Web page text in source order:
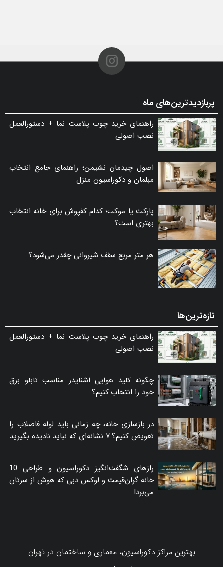
پربازدیدترین‌های ماه
راهنمای خرید چوب پلاست نما + دستورالعمل
نصب اصولی
اصول چیدمان نشیمن؛ راهنمای جامع انتخاب
مبلمان و دکوراسیون منزل
پارکت یا موکت؛ کدام کفپوش برای خانه انتخاب
بهتری است؟
هر متر مربع سقف شیروانی چقدر می‌شود؟
تازه‌ترین‌ها
راهنمای خرید چوب پلاست نما + دستورالعمل
نصب اصولی
چگونه کلید هوایی اشنایدر مناسب تابلو برق
خود را انتخاب کنیم؟
در بازسازی خانه، چه زمانی باید لوله فاضلاب را
تعویض کنیم؟ ۷ نشانه‌ای که نباید نادیده بگیرید
رازهای شگفت‌انگیز دکوراسیون و طراحی 10
خانه گران‌قیمت و لوکس دبی که هوش از سرتان
می‌برد!
بهترین مراکز دکوراسیون، معماری و ساختمان در تهران